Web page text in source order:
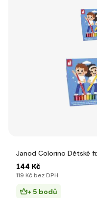
Janod Colorino Dětské
144 Kč
119 Kč bez DPH
+ 5 bodů